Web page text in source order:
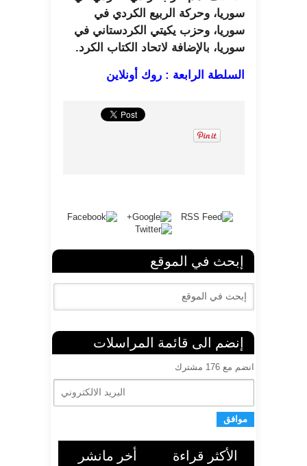
سوريا، وحركة الربيع الكردي في
سوريا، وحزب يكيتي الكردستاني في
سوريا، بالإضافة لاتحاد الكتاب الكرد.
السلطة الرابعة : روك أونلاين
إبحث في الموقع
إنضم الى قائمة المراسلات
انضم مع 176 مشترك
ا
ب
ي
د
الأكثر قراءة أخر مانشر